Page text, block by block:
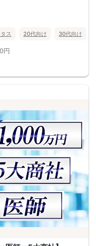
ス 20代向け 30代向け
円